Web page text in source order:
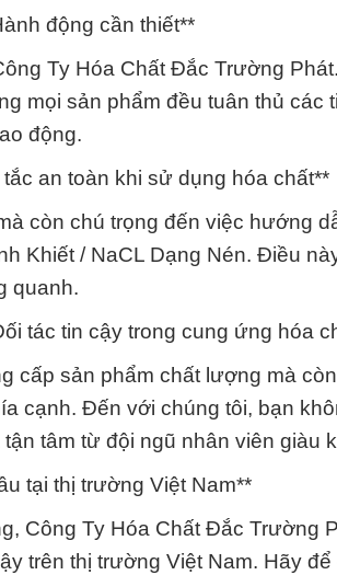
động cần thiết**
Ty Hóa Chất Đắc Trường
mọi sản phẩm đều tuân thủ các
động.
an toàn khi sử dụng hóa chất**
còn chú trọng đến việc hướng
Khiết / NaCL Dạng Nén. Điều
quanh.
tác tin cậy trong cung ứng hóa
cấp sản phẩm chất lượng mà
cạnh. Đến với chúng tôi, bạn
tâm từ đội ngũ nhân viên giàu
tại thị trường Việt Nam**
Công Ty Hóa Chất Đắc Trường
trên thị trường Việt Nam. Hãy